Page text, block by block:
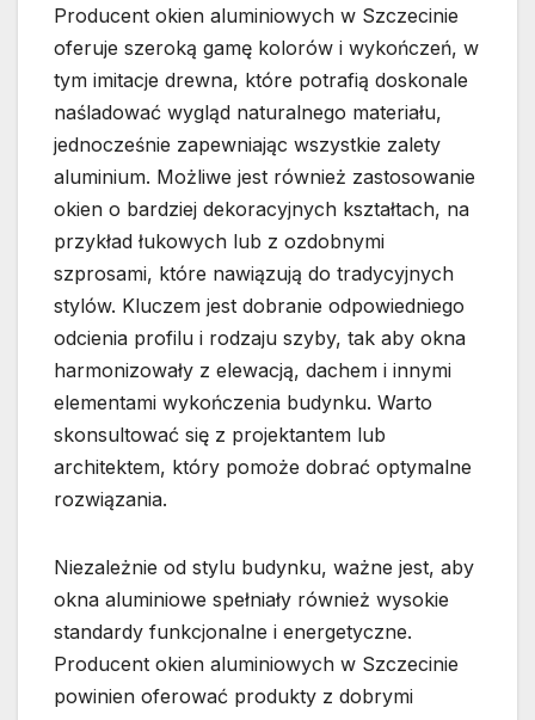
Producent okien aluminiowych w Szczecinie
oferuje szeroką gamę kolorów i wykończeń, w
tym imitacje drewna, które potrafią doskonale
naśladować wygląd naturalnego materiału,
jednocześnie zapewniając wszystkie zalety
aluminium. Możliwe jest również zastosowanie
okien o bardziej dekoracyjnych kształtach, na
przykład łukowych lub z ozdobnymi
szprosami, które nawiązują do tradycyjnych
stylów. Kluczem jest dobranie odpowiedniego
odcienia profilu i rodzaju szyby, tak aby okna
harmonizowały z elewacją, dachem i innymi
elementami wykończenia budynku. Warto
skonsultować się z projektantem lub
architektem, który pomoże dobrać optymalne
rozwiązania.
Niezależnie od stylu budynku, ważne jest, aby
okna aluminiowe spełniały również wysokie
standardy funkcjonalne i energetyczne.
Producent okien aluminiowych w Szczecinie
powinien oferować produkty z dobrymi